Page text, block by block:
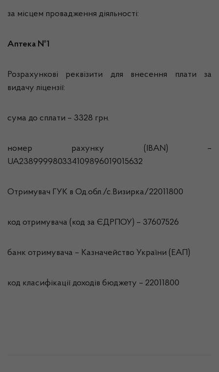
за місцем провадження діяльності:
Аптека №1
Розрахункові реквізити для внесення плати за
видачу ліцензії:
сума до сплати – 3328 грн.
номер рахунку (IBAN) –
UA238999980334109896019015632
Отримувач ГУК в Од.обл./с.Визирка/22011800
код отримувача (код за ЄДРПОУ) – 37607526
банк отримувача – Казначейство України (ЕАП)
код класифікації доходів бюджету – 22011800